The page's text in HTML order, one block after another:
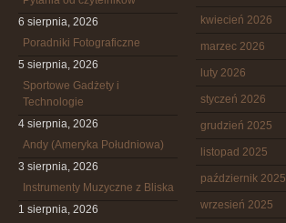
6 sierpnia, 2026
Poradniki Fotograficzne
5 sierpnia, 2026
Sportowe Gadżety i
Technologie
4 sierpnia, 2026
Andy (Ameryka Południowa)
3 sierpnia, 2026
Instrumenty Muzyczne z Bliska
1 sierpnia, 2026
kwiecień 2026
marzec 2026
luty 2026
styczeń 2026
grudzień 2025
listopad 2025
październik 2025
wrzesień 2025